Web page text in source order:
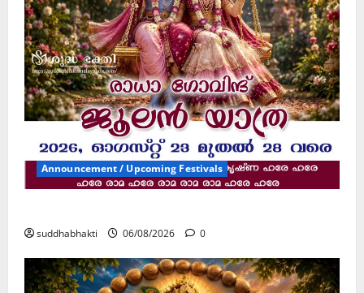
Announcement / Upcoming Festivals
suddhabhakti 06/08/2026 0